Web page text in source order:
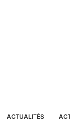
ACTUALITÉS